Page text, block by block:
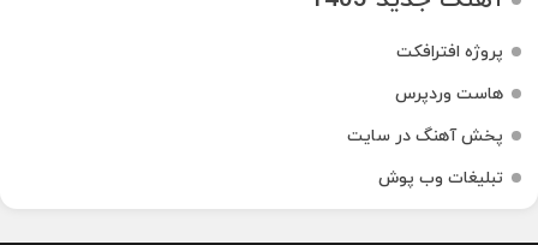
پروژه افترافکت
هاست وردپرس
پخش آهنگ در سایت
تبلیغات وب پوش